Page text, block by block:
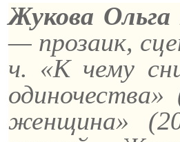
Жукова Ольга
— прозаик,
ч. «К чему
женщина»